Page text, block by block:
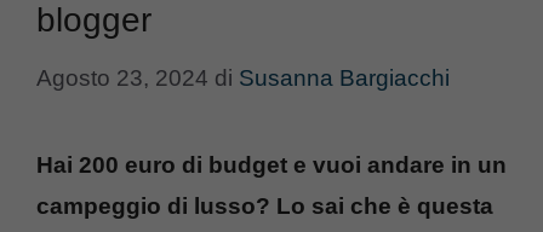
blogger
Agosto 23, 2024 di Susanna Bargiacchi
Hai 200 euro di budget e vuoi andare in un
campeggio di lusso? Lo sai che è questa